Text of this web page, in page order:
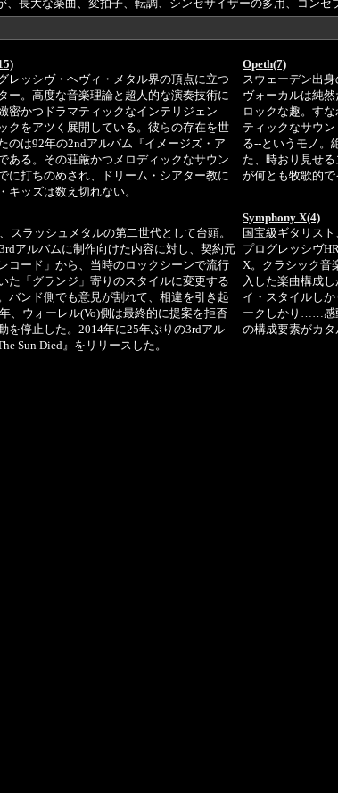
、長大な楽曲、変拍子、転調、シンセサイザーの多用、コン
レッシヴ・ヘヴィ・メタル界の頂点に立つ
ー。高度な音楽理論と超人的な演奏技術に
密かつドラマティックなインテリジェン
クをアツく展開している。彼らの存在を世
のは92年の2ndアルバム『イメージズ・ア
ある。その荘厳かつメロディックなサウン
に打ちのめされ、ドリーム・シアター教に
キッズは数え切れない。
Opeth(7)
スウェーデン出
ヴォーカルは純
ロックな趣。す
ティックなサウ
る--というモノ。
た、時おり見せ
が何とも牧歌的で
スラッシュメタルの第二世代として台頭。
アルバムに制作向けた内容に対し、契約元
コード」から、当時のロックシーンで流行
た「グランジ」寄りのスタイルに変更する
バンド側でも意見が割れて、相違を引き起
、ウォーレル(Vo)側は最終的に提案を拒否
を停止した。2014年に25年ぶりの3rdアル
Sun Died』をリリースした。
Symphony X(4)
国宝級ギタリス
プログレッシヴ
X。クラシック音
入した楽曲構成
イ・スタイルし
ークしかり……感
の構成要素がカタ